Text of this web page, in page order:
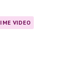
VIDEO